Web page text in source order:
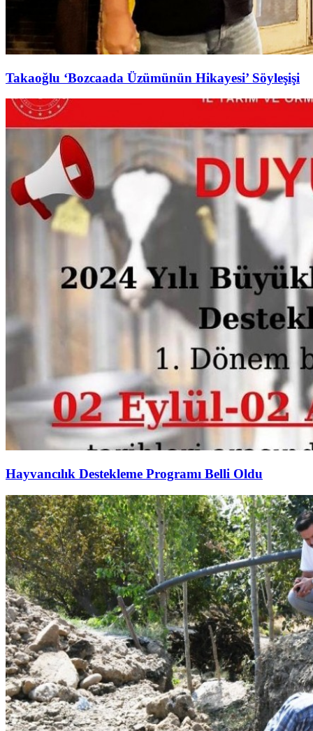
Takaoğlu ‘Bozcaada Üzümünün Hikayesi’ Söyleşişi
Hayvancılık Destekleme Programı Belli Oldu